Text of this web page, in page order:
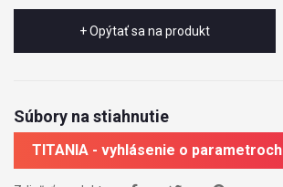
+ Opýtať sa na produkt
Súbory na stiahnutie
TITANIA - vyhlásenie o parametroch